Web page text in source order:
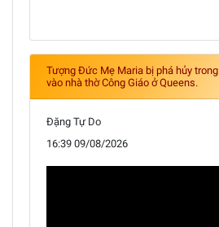
Tượng Đức Mẹ Maria bị phá hủy
vào nhà thờ Công Giáo ở Queens.
Đặng Tự Do
16:39 09/08/2026